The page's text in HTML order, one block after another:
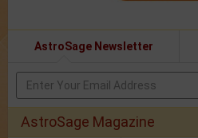
AstroSage Newsletter
AstroSage Magazine